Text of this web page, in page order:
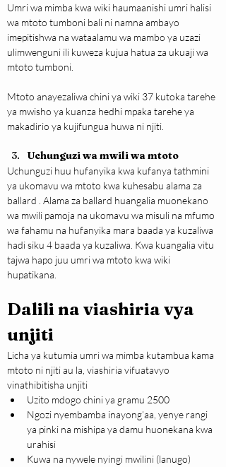
Umri wa mimba kwa wiki haumaanishi umri halisi
wa mtoto tumboni bali ni namna ambayo
imepitishwa na wataalamu wa mambo ya uzazi
ulimwenguni ili kuweza kujua hatua za ukuaji wa
mtoto tumboni.
Mtoto anayezaliwa chini ya wiki 37 kutoka tarehe
ya mwisho ya kuanza hedhi mpaka tarehe ya
makadirio ya kujifungua huwa ni njiti.
Uchunguzi wa mwili wa mtoto
Uchunguzi huu hufanyika kwa kufanya tathmini
ya ukomavu wa mtoto kwa kuhesabu alama za
ballard . Alama za ballard huangalia muonekano
wa mwili pamoja na ukomavu wa misuli na mfumo
wa fahamu na hufanyika mara baada ya kuzaliwa
hadi siku 4 baada ya kuzaliwa. Kwa kuangalia vitu
tajwa hapo juu umri wa mtoto kwa wiki
hupatikana.
Dalili na viashiria vya
unjiti
Licha ya kutumia umri wa mimba kutambua kama
mtoto ni njiti au la, viashiria vifuatavyo
vinathibitisha unjiti
Uzito mdogo chini ya gramu 2500
Ngozi nyembamba inayong’aa, yenye rangi
ya pinki na mishipa ya damu huonekana kwa
urahisi
Kuwa na nywele nyingi mwilini (lanugo)